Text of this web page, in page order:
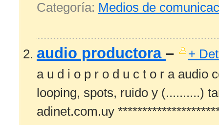
Categoría: Medios de
audio productora – +
a u d i o p r o d u c t o r a audio
looping, spots, ruido y (..........)
adinet.com.uy